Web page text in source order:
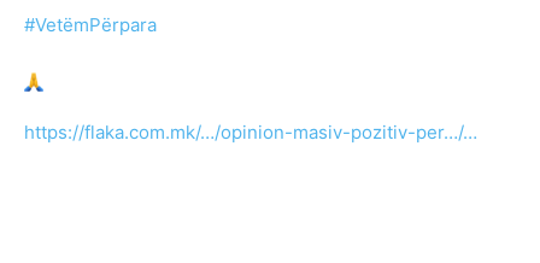
#VetëmPërpara
https://flaka.com.mk/…/opinion-masiv-pozitiv-per…/…